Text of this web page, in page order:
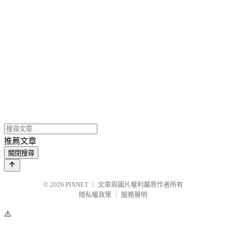
推薦文章
關閉搜尋
© 2026 PIXNET
文章與圖片權利屬原作者所有
隱私權政策
服務聲明
⚠️